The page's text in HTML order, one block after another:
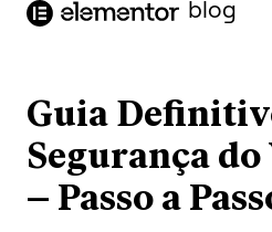
conteúdo
blog
Guia
Segurança
– Passo a